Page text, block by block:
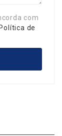
com
Política de